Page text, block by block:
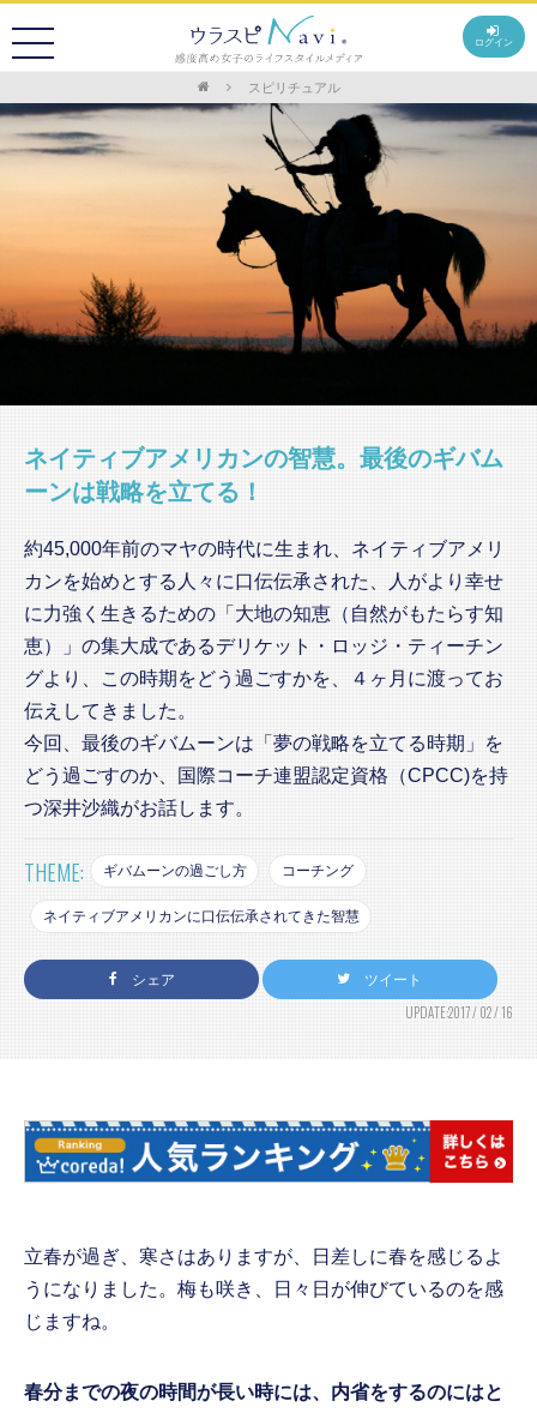
ログイン
スピリチュアル
ネイティブアメリカンの智慧。最後のギバム
ーンは戦略を立てる！
約45,000年前のマヤの時代に生まれ、ネイティブアメリ
カンを始めとする人々に口伝伝承された、人がより幸せ
に力強く生きるための「大地の知恵（自然がもたらす知
恵）」の集大成であるデリケット・ロッジ・ティーチン
グより、この時期をどう過ごすかを、４ヶ月に渡ってお
伝えしてきました。
今回、最後のギバムーンは「夢の戦略を立てる時期」を
どう過ごすのか、国際コーチ連盟認定資格（CPCC)を持
つ深井沙織がお話します。
THEME: ギバムーンの過ごし方 コーチング
ネイティブアメリカンに口伝伝承されてきた智慧
シェア ツイート
UPDATE:2017 / 02 / 16
立春が過ぎ、寒さはありますが、日差しに春を感じるよ
うになりました。梅も咲き、日々日が伸びているのを感
じますね。
春分までの夜の時間が長い時には、内省をするのにはと